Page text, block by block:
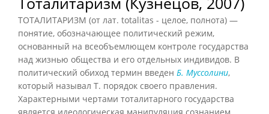
ТОТАЛИТАРИЗМ (от лат. totalitas - целое, полнота) —
понятие, обозначающее политический режим,
основанный на всеобъемлющем контроле государства
над жизнью общества и его отдельных индивидов. В
политический обиход термин введен Б. Муссолини,
который называл Т. порядок своего правления.
Характерными чертами тоталитарного государства
является идеологическая манипуляция сознанием